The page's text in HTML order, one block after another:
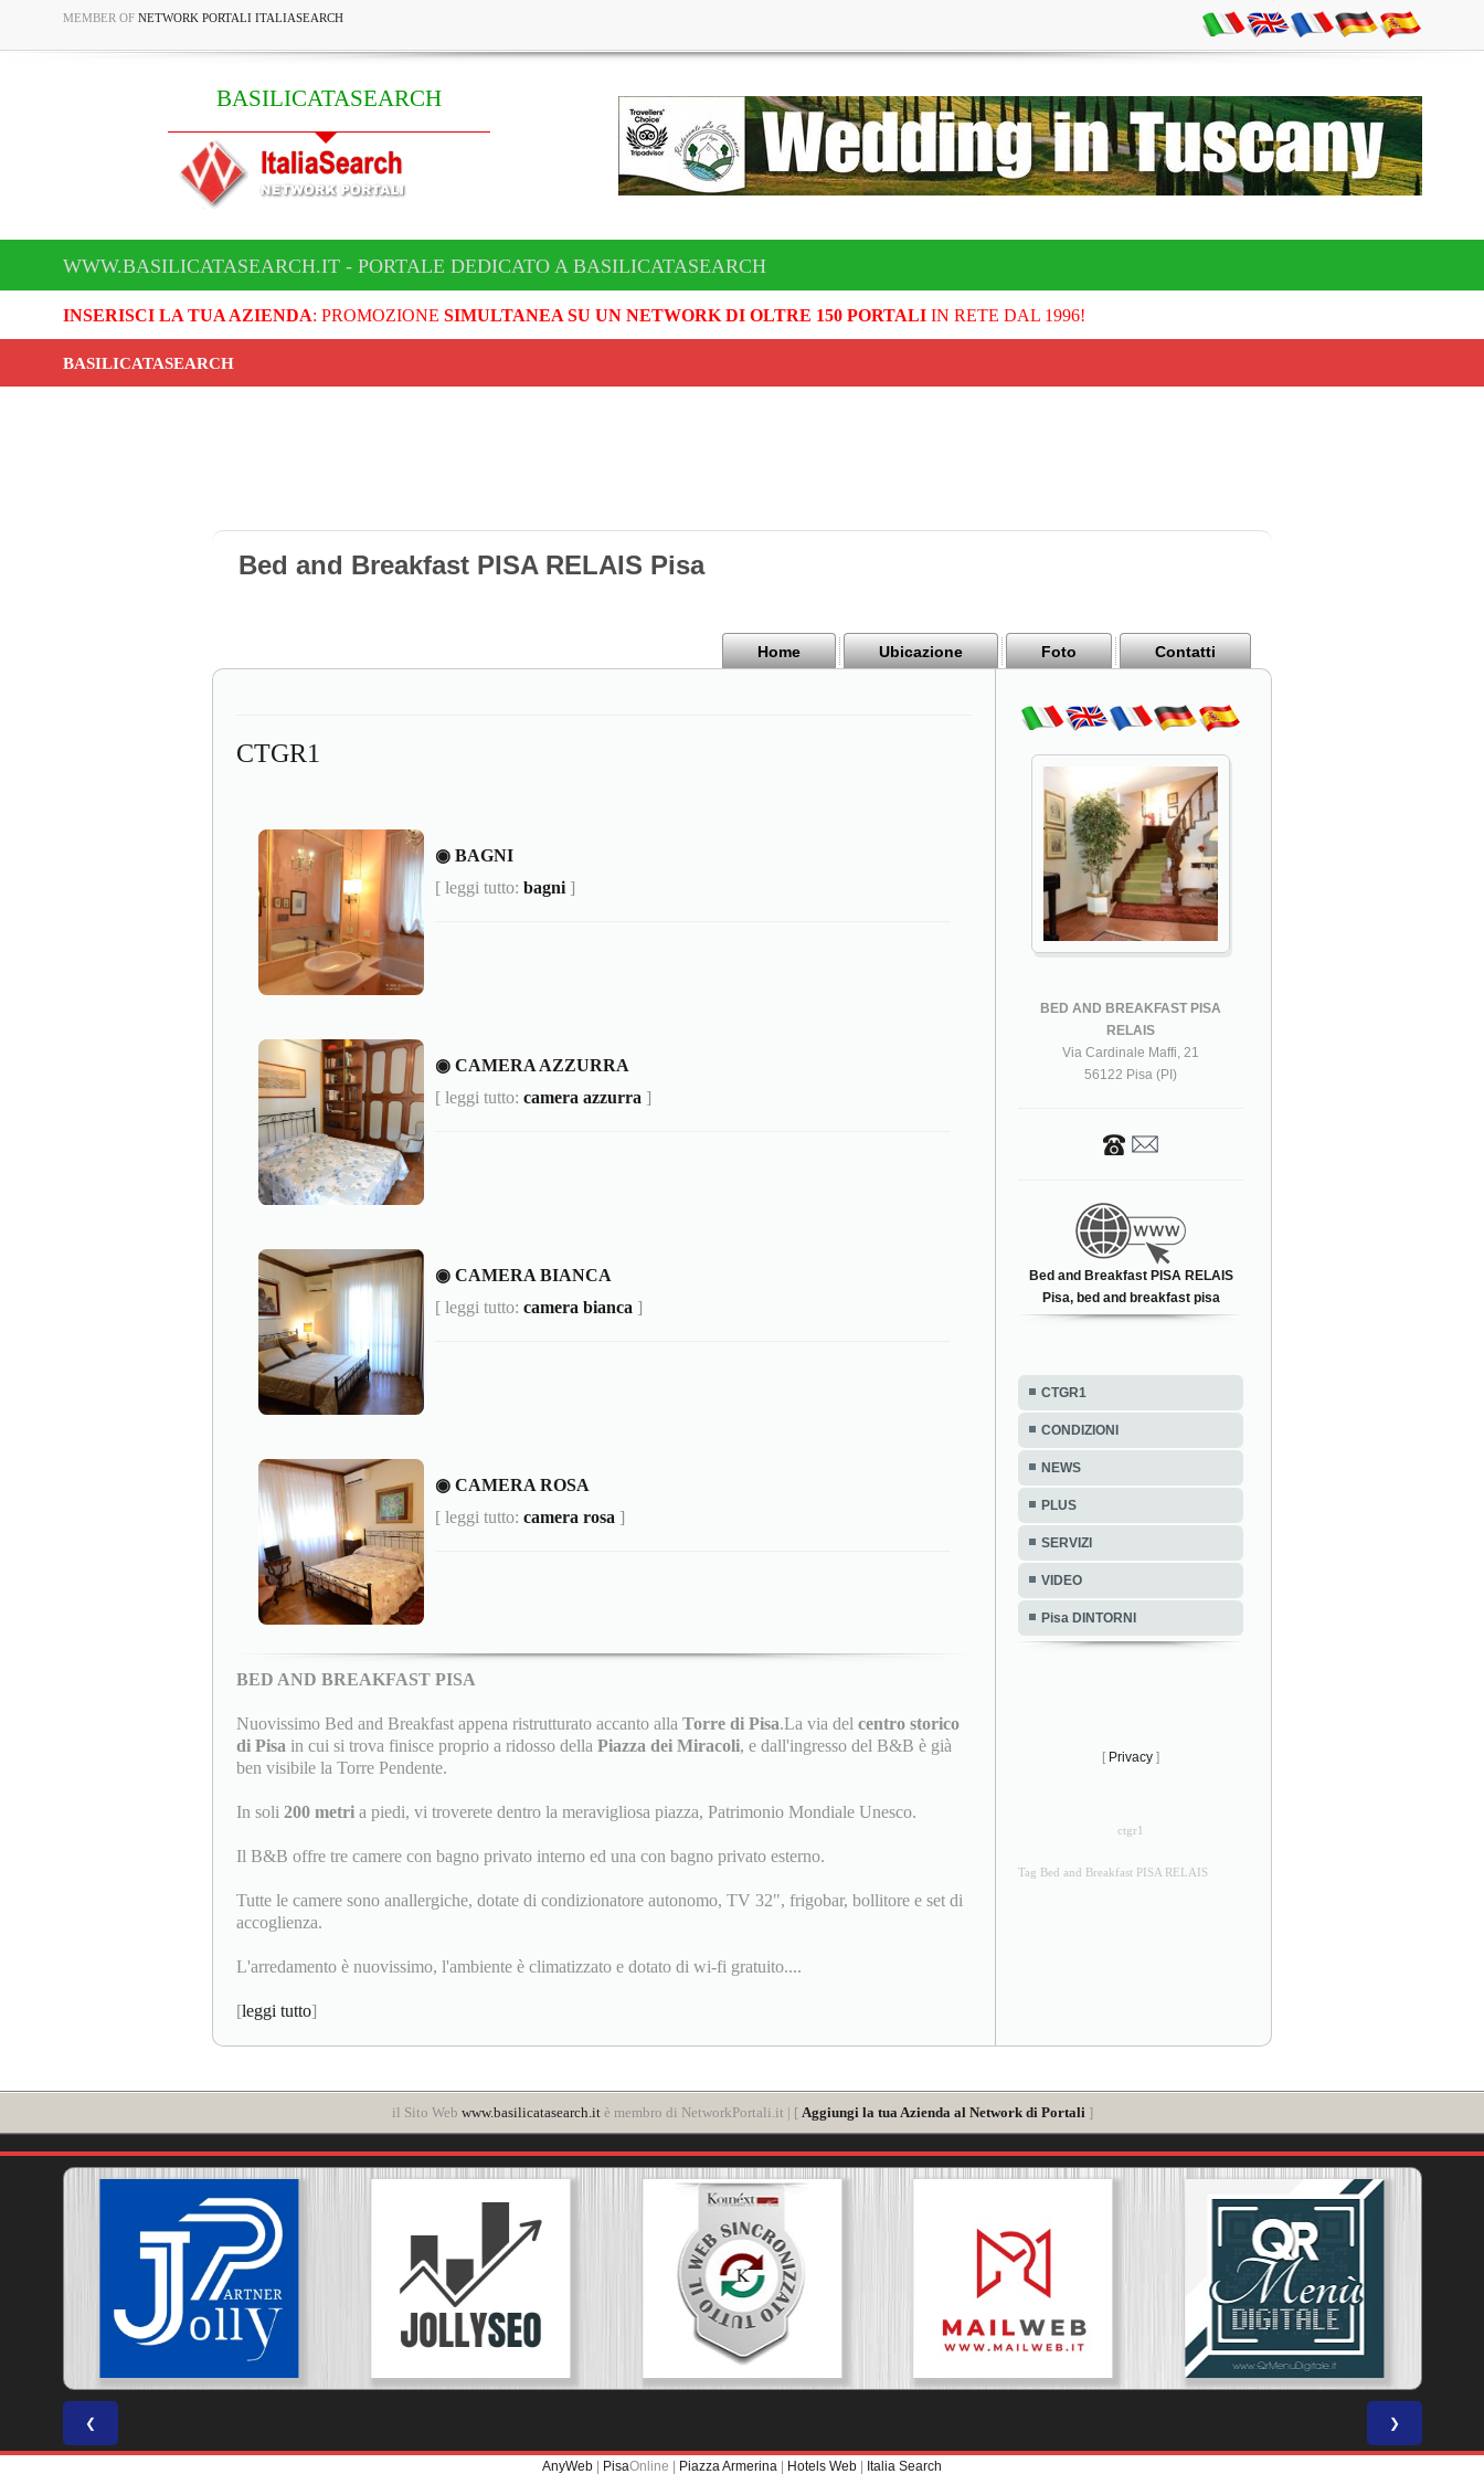
MEMBER OF NETWORK PORTALI ITALIASEARCH
BASILICATASEARCH
WWW.BASILICATASEARCH.IT - PORTALE DEDICATO A BASILICATASEARCH
INSERISCI LA TUA AZIENDA: PROMOZIONE SIMULTANEA SU UN NETWORK DI OLTRE 150 PORTALIIN RETE DAL 1996!
BASILICATASEARCH
Bed and Breakfast PISA RELAIS Pisa
Home Ubicazione Foto Contatti
CTGR1
◉ BAGNI
[ leggi tutto: bagni ]
◉ CAMERA AZZURRA
[ leggi tutto: camera azzurra ]
◉ CAMERA BIANCA
[ leggi tutto: camera bianca ]
◉ CAMERA ROSA
[ leggi tutto: camera rosa ]
BED AND BREAKFAST PISA
Nuovissimo Bed and Breakfast appena ristrutturato accanto alla Torre di Pisa.La via del centro storico
di Pisa in cui si trova finisce proprio a ridosso della Piazza dei Miracoli, e dall'ingresso del B&B è già
ben visibile la Torre Pendente.
In soli 200 metri a piedi, vi troverete dentro la meravigliosa piazza, Patrimonio Mondiale Unesco.
Il B&B offre tre camere con bagno privato interno ed una con bagno privato esterno.
Tutte le camere sono anallergiche, dotate di condizionatore autonomo, TV 32", frigobar, bollitore e set di
accoglienza.
L'arredamento è nuovissimo, l'ambiente è climatizzato e dotato di wi-fi gratuito....
[leggi tutto]
BED AND BREAKFAST PISA
RELAIS
Via Cardinale Maffi, 21
56122 Pisa (PI)
Bed and Breakfast PISA RELAIS
Pisa, bed and breakfast pisa
CTGR1
CONDIZIONI
NEWS
PLUS
SERVIZI
VIDEO
Pisa DINTORNI
[ Privacy ]
ctgr1
Tag Bed and Breakfast PISA RELAIS
il Sito Web www.basilicatasearch.itè membro di NetworkPortali.it | [ Aggiungi la tua Azienda al Network di Portali ]
❮ ❯
AnyWeb | PisaOnline | Piazza Armerina | Hotels Web | Italia Search